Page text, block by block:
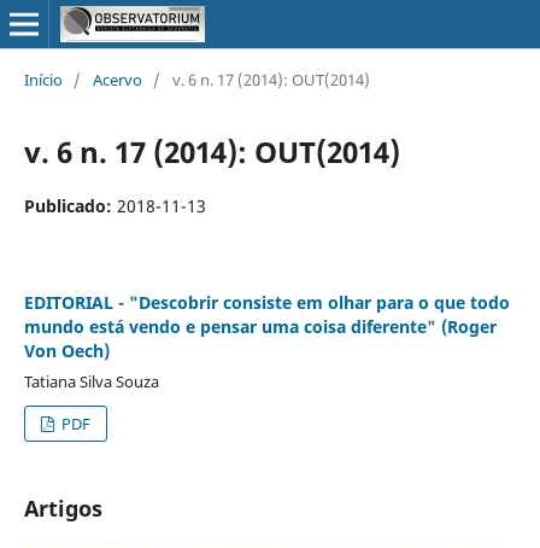
Início / Acervo / v. 6 n. 17 (2014): OUT(2014)
v. 6 n. 17 (2014): OUT(2014)
Publicado: 2018-11-13
EDITORIAL - "Descobrir consiste em olhar para o que todo
mundo está vendo e pensar uma coisa diferente" (Roger
Von Oech)
Tatiana Silva Souza
PDF
Artigos